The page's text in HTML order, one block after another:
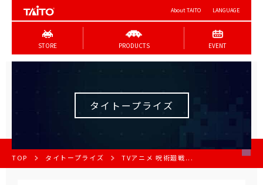
About TAITO LANGUAGE
STORE PRODUCTS EVENT
タイトープライズ
TOP タイトープライズ TVアニメ 呪術廻戦...